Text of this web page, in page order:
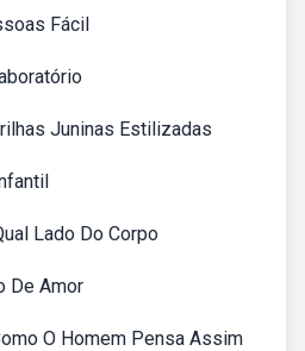
Fácil
Juninas Estilizadas
Lado Do Corpo
De Amor
O Homem Pensa Assim